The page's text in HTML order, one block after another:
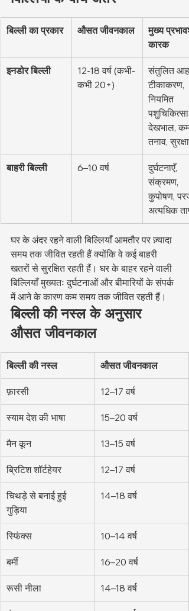
बिल्ली का प्रकार औसत जीवनकाल
मुख्य
कारक
इनडोर बिल्ली
12-18 वर्ष (कभी-
कभी 20+)
संतुलित
टीकाकरण,
नियमित
पशुचिकित्सा
देखभाल, कम
तनाव, सुरक्षा
बाहरी बिल्ली 6–10 वर्ष
दुर्घटनाएँ,
संक्रमण,
कुपोषण,
अत्यधिक
घर के अंदर रहने वाली बिल्लियाँ आमतौर पर ज़्यादा
समय तक जीवित रहती हैं क्योंकि वे कई बाहरी
खतरों से सुरक्षित रहती हैं। घर के बाहर रहने वाली
बिल्लियाँ मुख्यतः दुर्घटनाओं और बीमारियों के संपर्क
में आने के कारण कम समय तक जीवित रहती हैं।
बिल्ली की नस्ल के अनुसार
औसत जीवनकाल
बिल्ली की नस्ल औसत जीवनकाल
फ़ारसी 12–17 वर्ष
स्याम देश की भाषा 15–20 वर्ष
मैन कून 13–15 वर्ष
ब्रिटिश शॉर्टहेयर 12–17 वर्ष
चिथड़े से बनाई हुई
गुड़िया
14–18 वर्ष
स्फिंक्स 10–14 वर्ष
बर्मी 16–20 वर्ष
रूसी नीला 14–18 वर्ष